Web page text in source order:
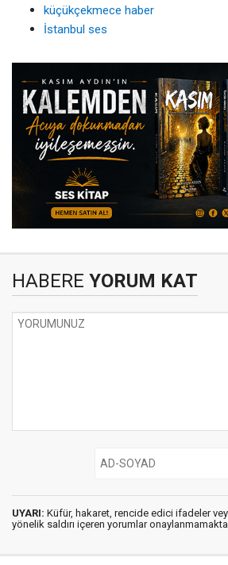
küçükçekmece haber
İstanbul ses
HABERE YORUM KAT
UYARI: Küfür, hakaret, rencide edici ifadeler
yönelik saldırı içeren yorumlar